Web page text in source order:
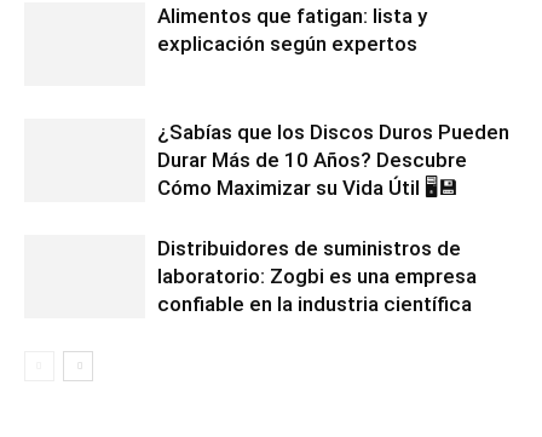
Alimentos que fatigan: lista y
explicación según expertos
¿Sabías que los Discos Duros Pueden
Durar Más de 10 Años? Descubre
Cómo Maximizar su Vida Útil 🖥️💾
Distribuidores de suministros de
laboratorio: Zogbi es una empresa
confiable en la industria científica